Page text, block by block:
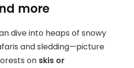
more
dive into heaps of snowy
and sledding—picture
on skis or